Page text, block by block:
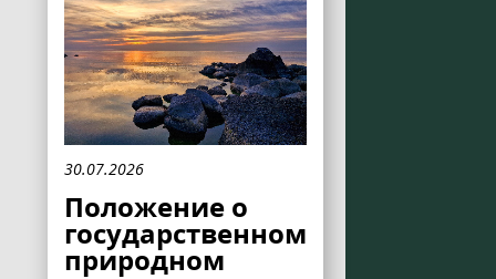
30.07.2026
Положение о
государственном
природном